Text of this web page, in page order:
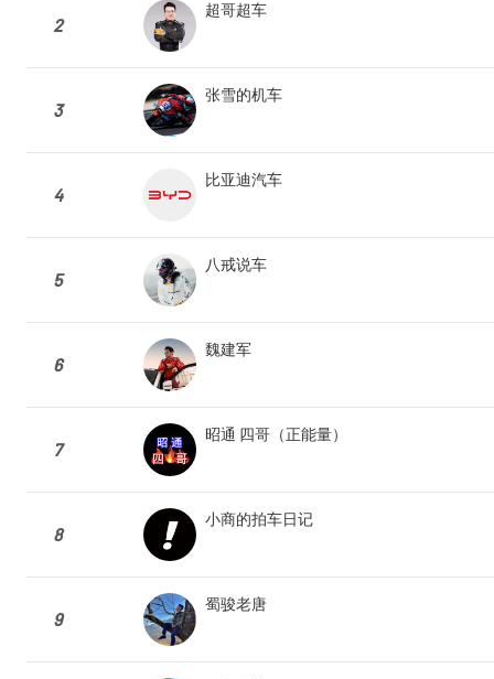
2
超哥超车
3
张雪的机车
4
比亚迪汽车
5
八戒说车
6
魏建军
7
昭通 四哥（正能量）
8
小商的拍车日记
9
蜀骏老唐